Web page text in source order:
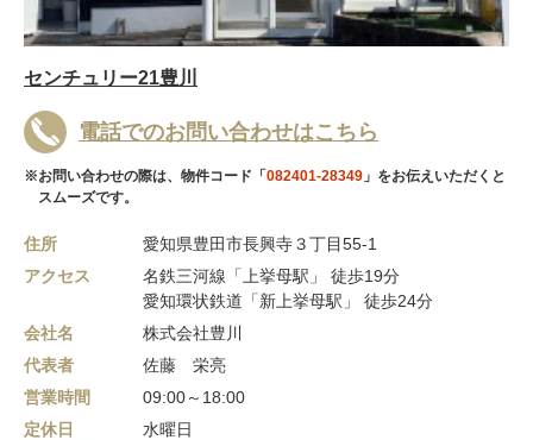
センチュリー21豊川
電話でのお問い合わせはこちら
※お問い合わせの際は、物件コード「082401-28349 」をお伝えいただくと
スムーズです。
住所
愛知県豊田市長興寺３丁目55-1
アクセス
名鉄三河線「上挙母駅」 徒歩19分
愛知環状鉄道「新上挙母駅」 徒歩24分
会社名
株式会社豊川
代表者
佐藤 栄亮
営業時間
09:00～18:00
定休日
水曜日